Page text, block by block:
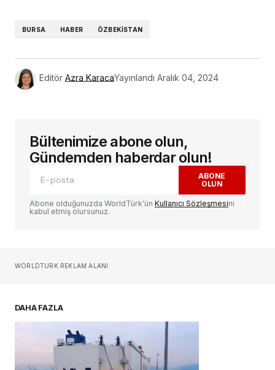
BURSA HABER ÖZBEKISTAN
Editör Azra KaracaYayınlandı Aralık 04, 2024
Bültenimize abone olun,
Gündemden haberdar olun!
ABONE
OLUN
Abone olduğunuzda WorldTürk'ün Kullanıcı Sözleşmesini
kabul etmiş olursunuz.
WORLDTURK REKLAM ALANI
DAHA FAZLA